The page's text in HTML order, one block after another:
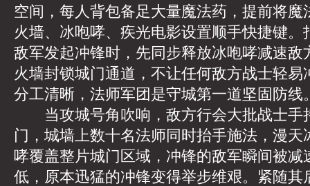
空间，每人背包备足大量魔法药，提前将魔
火墙、冰咆哮、疾光电影设置顺手快捷键。
敌军发起冲锋时，先同步释放冰咆哮减速敌
火墙封锁城门通道，不让任何敌方战士轻易
分工清晰，法师军团是守城第一道坚固防线
当攻城号角吹响，敌方行会大批战士手
门，城墙上数十名法师同时抬手施法，漫天
哮覆盖整片城门区域，冲锋的敌军瞬间被减
低，原本迅猛的冲锋变得举步维艰。紧随其